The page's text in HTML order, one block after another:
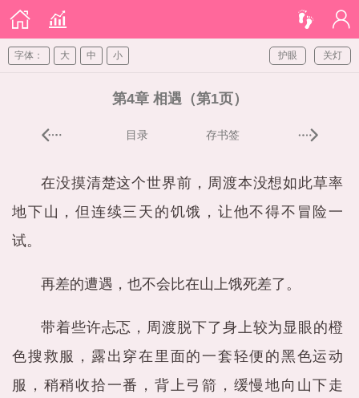
关灯
护眼
字体： 大 中 小
第4章 相遇（第1页）
目录 存书签
在没摸清楚这个世界前，周渡本没想如此草率
地下山，但连续三天的饥饿，让他不得不冒险一
试。
再差的遭遇，也不会比在山上饿死差了。
带着些许忐忑，周渡脱下了身上较为显眼的橙
色搜救服，露出穿在里面的一套轻便的黑色运动
服，稍稍收拾一番，背上弓箭，缓慢地向山下走